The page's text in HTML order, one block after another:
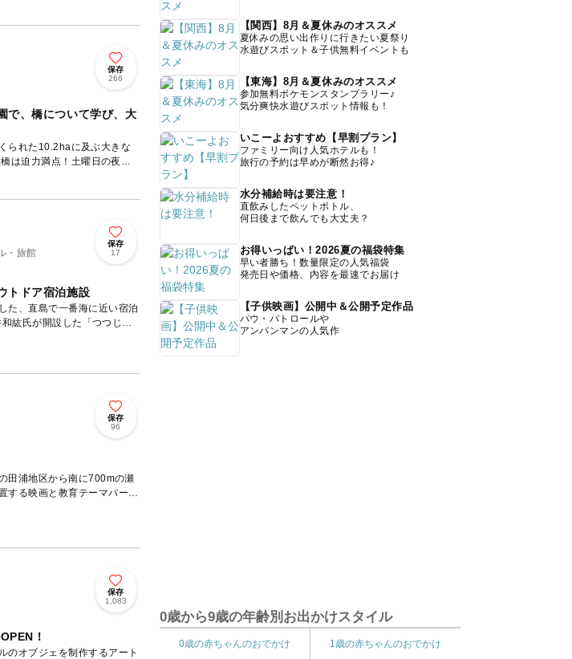
保存
266
で、橋について学び、大
られた10.2haに及ぶ大きな
は迫力満点！土曜日の夜な
・旅館
保存
17
トドア宿泊施設
た、直島で一番海に近い宿泊
紘氏が開設した「つつじ
保存
96
田浦地区から南に700mの瀬
する映画と教育テーマパーク
保存
1,083
！
のオブジェを制作するアート
【関西】8月＆夏休みのオススメ
夏休みの思い出作りに行きたい夏祭り
水遊びスポット＆子供無料イベントも
【東海】8月＆夏休みのオススメ
参加無料ポケモンスタンプラリー♪
気分爽快水遊びスポット情報も！
いこーよおすすめ【早割プラン】
ファミリー向け人気ホテルも！
旅行の予約は早めが断然お得♪
水分補給時は要注意！
直飲みしたペットボトル、
何日後まで飲んでも大丈夫？
お得いっぱい！2026夏の福袋特集
早い者勝ち！数量限定の人気福袋
発売日や価格、内容を最速でお届け
【子供映画】公開中＆公開予定作品
パウ・パトロールや
アンパンマンの人気作
0歳から9歳の年齢別お出かけスタイル
0歳の赤ちゃんのおでかけ 1歳の赤ちゃんのおでかけ